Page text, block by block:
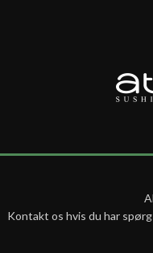
Kontakt os hvis du har